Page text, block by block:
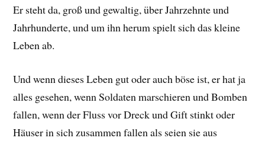
Er steht da, groß und gewaltig, über Jahrzehnte und
Jahrhunderte, und um ihn herum spielt sich das kleine
Leben ab.
Und wenn dieses Leben gut oder auch böse ist, er hat ja
alles gesehen, wenn Soldaten marschieren und Bomben
fallen, wenn der Fluss vor Dreck und Gift stinkt oder
Häuser in sich zusammen fallen als seien sie aus